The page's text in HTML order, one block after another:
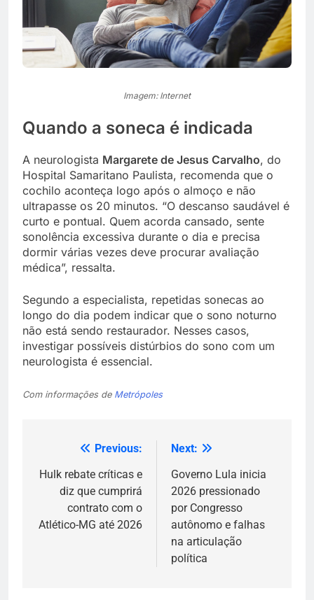
Imagem: Internet
Quando a soneca é indicada
A neurologista Margarete de Jesus Carvalho, do
Hospital Samaritano Paulista, recomenda que o
cochilo aconteça logo após o almoço e não
ultrapasse os 20 minutos. “O descanso saudável é
curto e pontual. Quem acorda cansado, sente
sonolência excessiva durante o dia e precisa
dormir várias vezes deve procurar avaliação
médica”, ressalta.
Segundo a especialista, repetidas sonecas ao
longo do dia podem indicar que o sono noturno
não está sendo restaurador. Nesses casos,
investigar possíveis distúrbios do sono com um
neurologista é essencial.
Com informações de Metrópoles
Navegação
de
Post
Previous:
Hulk rebate críticas e
diz que cumprirá
contrato com o
Atlético-MG até 2026
Next:
Governo Lula inicia
2026 pressionado
por Congresso
autônomo e falhas
na articulação
política